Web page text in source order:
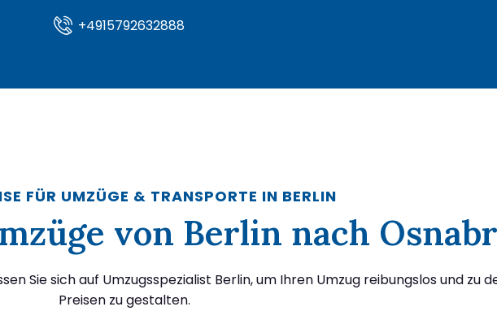
+4915792632888
FÜR UMZÜGE & TRANSPORTE IN BERLIN
von Berlin nach
Sie sich auf Umzugsspezialist Berlin, um Ihren Umzug reibungslos und zu
Preisen zu gestalten.